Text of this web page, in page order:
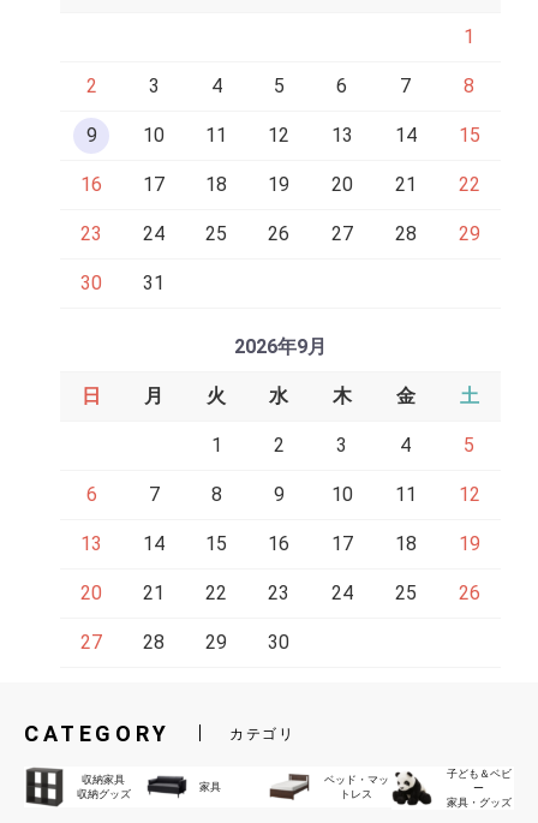
1
2 3 4 5 6 7 8
9 10 11 12 13 14 15
16 17 18 19 20 21 22
23 24 25 26 27 28 29
30 31
2026年9月
日 月 火 水 木 金 土
1 2 3 4 5
6 7 8 9 10 11 12
13 14 15 16 17 18 19
20 21 22 23 24 25 26
27 28 29 30
CATEGORY カテゴリ
収納家具
収納グッズ
家具
ベッド・マッ
トレス
子ども＆ベビ
ー
家具・グッズ